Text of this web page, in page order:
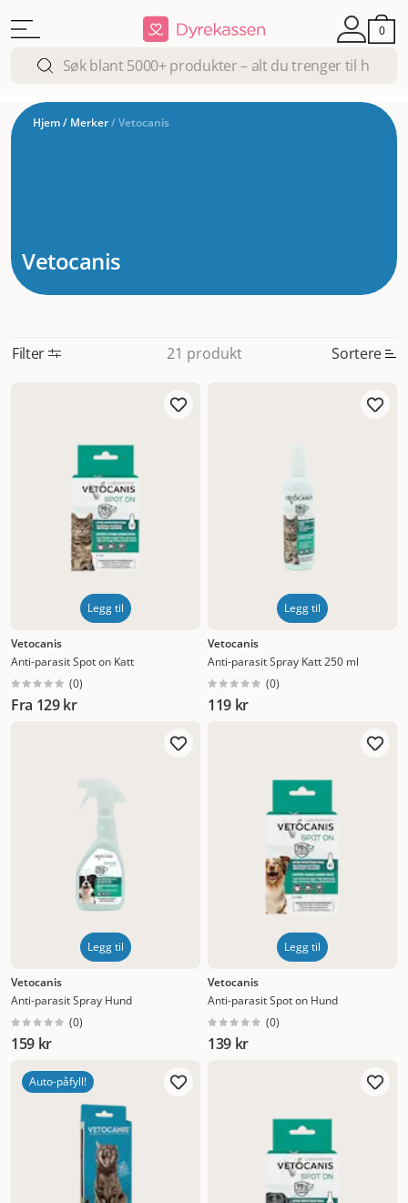
0
Hjem/ Merker/Vetocanis
Vetocanis
Filter 21 produkt Sortere
Høyest pris
Lavest pris
Tilbud
Legg til
Vetocanis
Anti-parasit Spot on Katt
(0)
Fra 129 kr
Legg til
Vetocanis
Anti-parasit Spray Katt 250 ml
(0)
119 kr
Legg til
Vetocanis
Anti-parasit Spray Hund
(0)
159 kr
Legg til
Vetocanis
Anti-parasit Spot on Hund
(0)
139 kr
Auto-påfyll!